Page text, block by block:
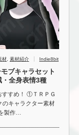
材 素材紹介 Indie8bit
ブキャラセット
全身表情3種
すすめ！ ①ＴＲＰＧ
キャラクター素材
製作…